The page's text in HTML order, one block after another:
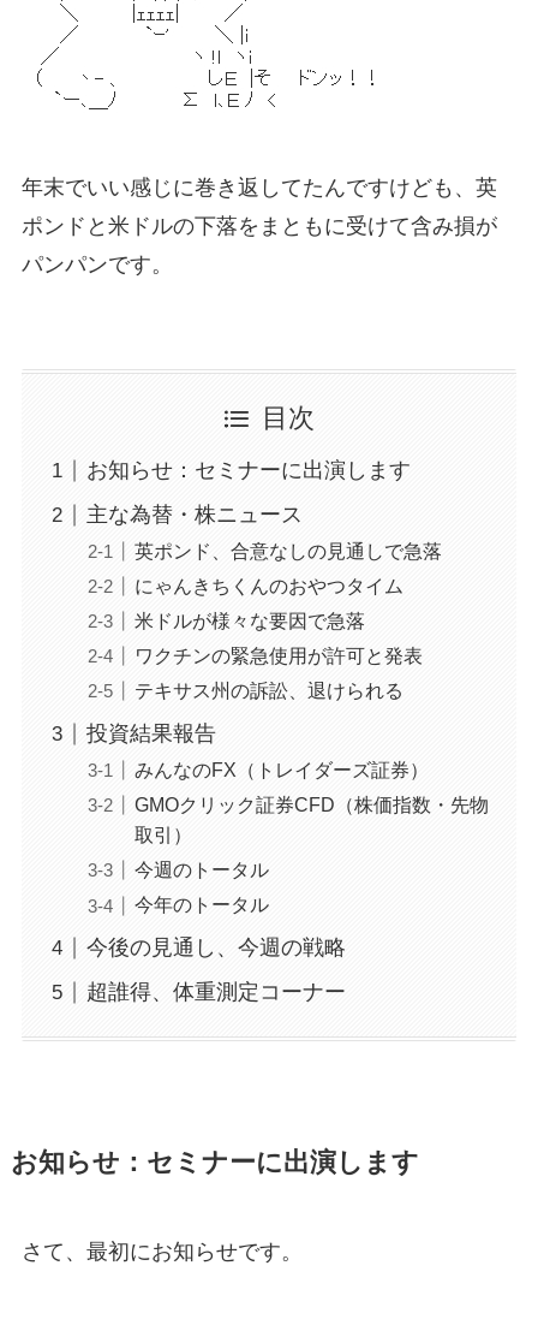
年末でいい感じに巻き返してたんですけども、英
ポンドと米ドルの下落をまともに受けて含み損が
パンパンです。
目次
お知らせ：セミナーに出演します
主な為替・株ニュース
英ポンド、合意なしの見通しで急落
にゃんきちくんのおやつタイム
米ドルが様々な要因で急落
ワクチンの緊急使用が許可と発表
テキサス州の訴訟、退けられる
投資結果報告
みんなのFX（トレイダーズ証券）
GMOクリック証券CFD（株価指数・先物
取引）
今週のトータル
今年のトータル
今後の見通し、今週の戦略
超誰得、体重測定コーナー
お知らせ：セミナーに出演します
さて、最初にお知らせです。